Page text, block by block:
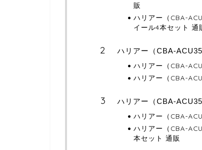
販
ハリアー（CBA-
イール4本セット 通
ハリアー（CBA-
ハリアー（CBA-
ハリアー（CBA-
ハリアー（CBA-
ハリアー（CBA-
ハリアー（CBA-
本セット 通販